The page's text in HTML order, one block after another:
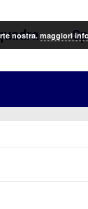
nostra.maggiori